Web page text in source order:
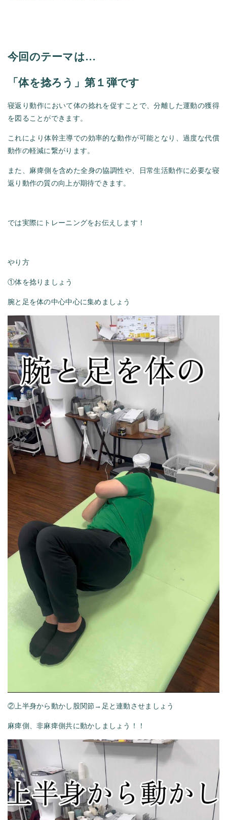
今回のテーマは…
「体を捻ろう 」第１弾です
寝返り動作において体の捻れを促すことで、分離した運動の獲得
を図ることができます。
これにより体幹主導での効率的な動作が可能となり、過度な代償
動作の軽減に繋がります。
また、麻痺側を含めた全身の協調性や、日常生活動作に必要な寝
返り動作の質の向上が期待できます。
では実際にトレーニングをお伝えします！
やり方
①体を捻りましょう
腕と足を体の中心中心に集めましょう
②上半身から動かし股関節→足と連動させましょう
麻痺側、非麻痺側共に動かしましょう！！